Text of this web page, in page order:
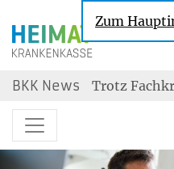
Zum
BKK News
Trotz
Geringe